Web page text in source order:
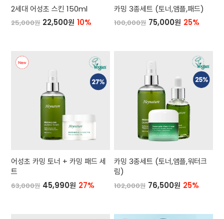
2세대 어성초 스킨 150ml
25,000원 22,500원 10%
카밍 3종세트 (토너,앰플,패드)
100,000원 75,000원 25%
어성초 카밍 토너 + 카밍 패드 세
트
63,000원 45,990원 27%
카밍 3종세트 (토너,앰플,워터크
림)
102,000원 76,500원 25%